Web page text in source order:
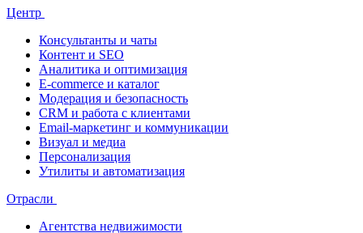
Центр
Консультанты и чаты
Контент и SEO
Аналитика и оптимизация
E-commerce и каталог
Модерация и безопасность
CRM и работа с клиентами
Email-маркетинг и коммуникации
Визуал и медиа
Персонализация
Утилиты и автоматизация
Отрасли
Агентства недвижимости